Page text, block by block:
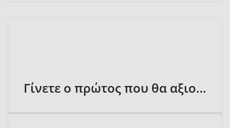
Γίνετε ο πρώτος που θα αξιολογήσει